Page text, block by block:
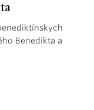
Benedikta a